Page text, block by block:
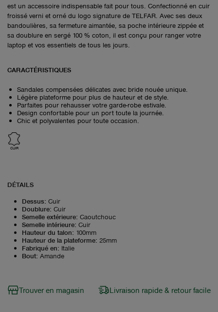
est un accessoire indispensable fait pour tous. Confectionné en cuir
froissé verni et orné du logo signature de TELFAR. Avec ses deux
bandoulières, sa fermeture aimantée, sa poche intérieure zippée et
sa doublure en sergé 100 % coton, il est conçu pour ranger votre
laptop et vos essentiels de tous les jours.
CARACTÉRISTIQUES
Sandales compensées délicates avec bride nouée unique.
Légère plateforme pour plus de hauteur et de style.
Parfaites pour rehausser votre garde-robe estivale.
Design confortable pour un port toute la journée.
Chic et polyvalentes pour toute occasion.
CUIR
DÉTAILS
Dessus: Cuir
Doublure: Cuir
Semelle extérieure: Caoutchouc
Semelle intérieure: Cuir
Hauteur du talon: 100mm
Hauteur de la plateforme: 25mm
Fabriqué en: Italie
Bout: Amande
Trouver en magasin Livraison rapide & retour facile